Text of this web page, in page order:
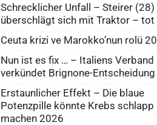
Schrecklicher Unfall – Steirer (28)
überschlägt sich mit Traktor – tot
Ceuta krizi ve Marokko’nun rolü
Nun ist es fix … – Italiens Verband
verkündet Brignone-
Erstaunlicher Effekt – Die blaue
Potenzpille könnte Krebs schlapp
machen 2026